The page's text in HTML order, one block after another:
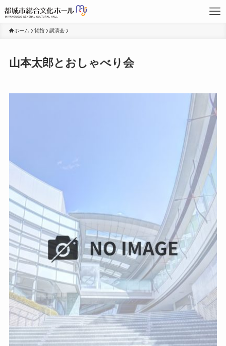
ホーム 貸館 講演会
山本太郎とおしゃべり会